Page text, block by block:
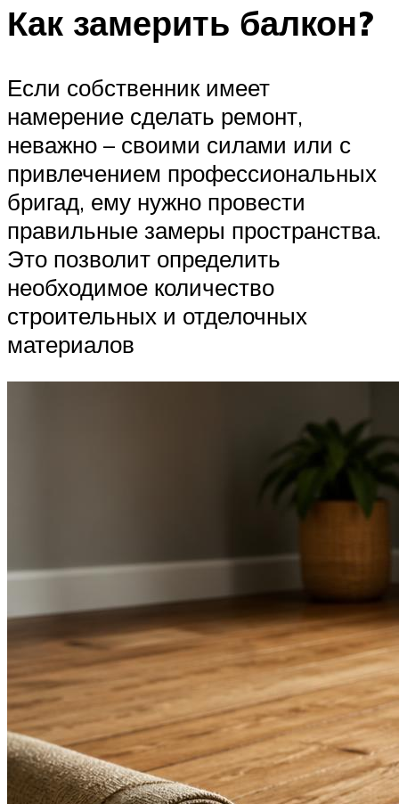
Как замерить балкон?
Если собственник имеет
намерение сделать ремонт,
неважно – своими силами или с
привлечением профессиональных
бригад, ему нужно провести
правильные замеры пространства.
Это позволит определить
необходимое количество
строительных и отделочных
материалов